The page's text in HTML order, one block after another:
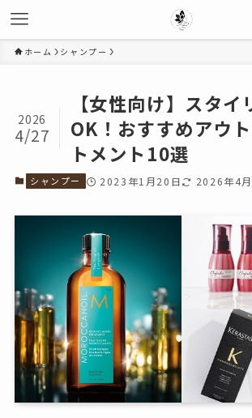
ホーム シャンプー
【女性向け】スタイ
OK！おすすめアウ
トメント10選
2026
4/27
シャンプー 2023年1月20日 2026年4